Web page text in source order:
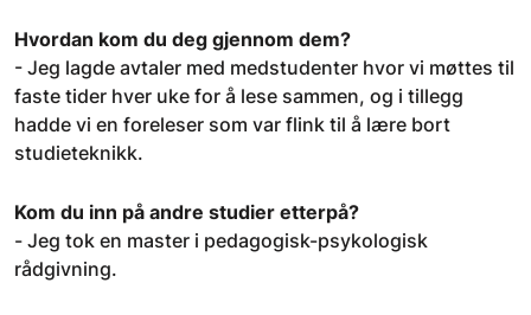
Hvordan kom du deg gjennom dem?
- Jeg lagde avtaler med medstudenter hvor vi møttes til
faste tider hver uke for å lese sammen, og i tillegg
hadde vi en foreleser som var flink til å lære bort
studieteknikk.
Kom du inn på andre studier etterpå?
- Jeg tok en master i pedagogisk-psykologisk
rådgivning.